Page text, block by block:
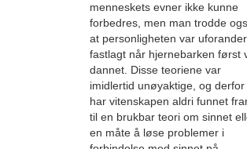
menneskets evner ikke kunne
forbedres, men man trodde
at personligheten var
fastlagt når hjernebarken først
dannet. Disse teoriene var
imidlertid unøyaktige, og derfor
har vitenskapen aldri funnet
til en brukbar teori om sinnet
en måte å løse problemer i